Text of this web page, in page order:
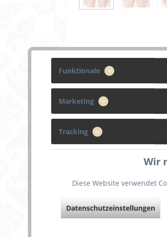
Beschreibung
Angesagte
Weiterführende
Fragen zum Artikel?
Weitere Artikel von
Funktionale
Marketing
Tracking
Wir
Diese Website verwendet
Datenschutzeinstellungen